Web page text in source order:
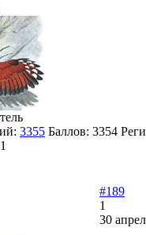
3355 Баллов: 3354
#189
1
30